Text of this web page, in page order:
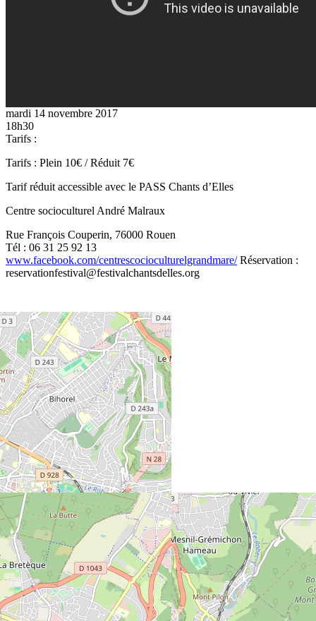
mardi 14 novembre 2017
18h30
Tarifs :
Tarifs : Plein 10€ / Réduit 7€
Tarif réduit accessible avec le PASS Chants d’Elles
Centre socioculturel André Malraux
Rue François Couperin, 76000 Rouen
Tél : 06 31 25 92 13
www.facebook.com/centrescocioculturelgrandmare/Réservation :
reservationfestival@festivalchantsdelles.org
Calam : Chant
Colorado Charly : Guitare, Percussions, Chant
Fiddly D. : Violon, Chant